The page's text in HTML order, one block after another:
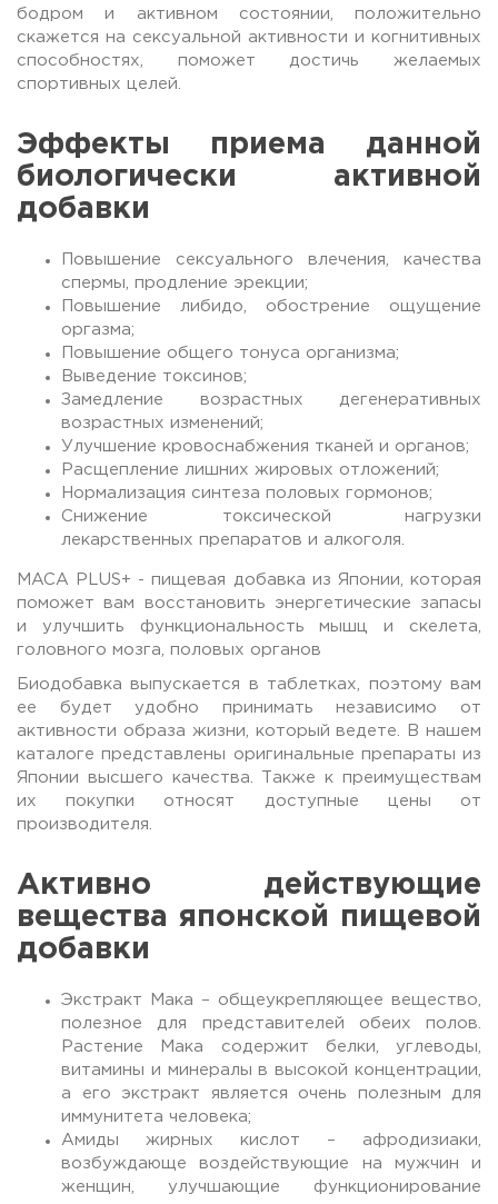
бодром и активном состоянии, положительно
скажется на сексуальной активности и когнитивных
способностях, поможет достичь желаемых
спортивных целей.
Эффекты приема данной
биологически активной
добавки
Повышение сексуального влечения, качества
спермы, продление эрекции;
Повышение либидо, обострение ощущение
оргазма;
Повышение общего тонуса организма;
Выведение токсинов;
Замедление возрастных дегенеративных
возрастных изменений;
Улучшение кровоснабжения тканей и органов;
Расщепление лишних жировых отложений;
Нормализация синтеза половых гормонов;
Снижение токсической нагрузки
лекарственных препаратов и алкоголя.
MACA PLUS+ - пищевая добавка из Японии, которая
поможет вам восстановить энергетические запасы
и улучшить функциональность мышц и скелета,
головного мозга, половых органов
Биодобавка выпускается в таблетках, поэтому вам
ее будет удобно принимать независимо от
активности образа жизни, который ведете. В нашем
каталоге представлены оригинальные препараты из
Японии высшего качества. Также к преимуществам
их покупки относят доступные цены от
производителя.
Активно действующие
вещества японской пищевой
добавки
Экстракт Мака – общеукрепляющее вещество,
полезное для представителей обеих полов.
Растение Мака содержит белки, углеводы,
витамины и минералы в высокой концентрации,
а его экстракт является очень полезным для
иммунитета человека;
Амиды жирных кислот – афродизиаки,
возбуждающе воздействующие на мужчин и
женщин, улучшающие функционирование